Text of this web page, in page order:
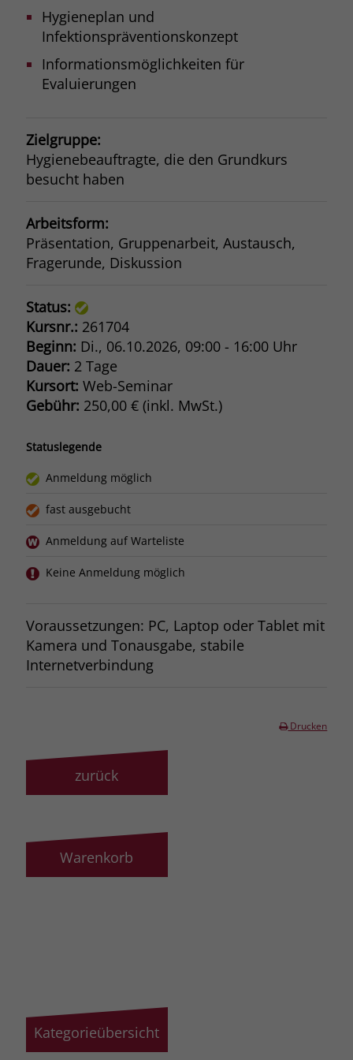
Hygieneplan und
Infektionspräventionskonzept
Informationsmöglichkeiten für
Evaluierungen
Zielgruppe:
Hygienebeauftragte, die den Grundkurs
besucht haben
Arbeitsform:
Präsentation, Gruppenarbeit, Austausch,
Fragerunde, Diskussion
Status:
Kursnr.: 261704
Beginn: Di., 06.10.2026, 09:00 - 16:00 Uhr
Dauer: 2 Tage
Kursort: Web-Seminar
Gebühr: 250,00 € (inkl. MwSt.)
Statuslegende
Anmeldung möglich
fast ausgebucht
Anmeldung auf Warteliste
Keine Anmeldung möglich
Voraussetzungen: PC, Laptop oder Tablet mit
Kamera und Tonausgabe, stabile
Internetverbindung
Drucken
zurück
Warenkorb
Kategorieübersicht